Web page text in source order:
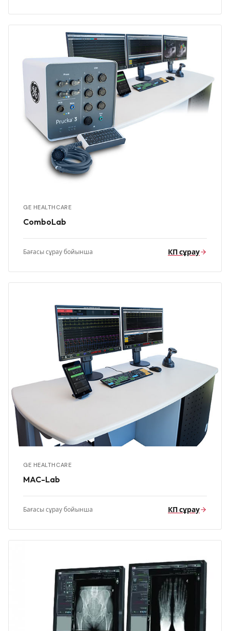
GE HEALTHCARE
ComboLab
Бағасы сұрау бойынша КП сұрау
GE HEALTHCARE
MAC-Lab
Бағасы сұрау бойынша КП сұрау